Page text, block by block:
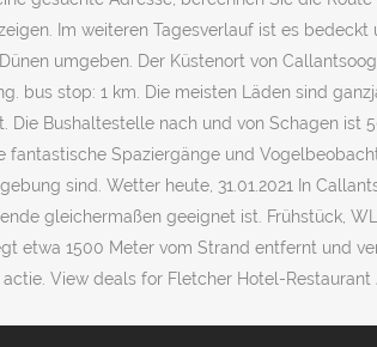
Im weiteren Tagesverlauf ist es
umgeben. Der Küstenort von
bus stop: 1 km. Die meisten Läden sind
Bushaltestelle nach und von Schagen
Spaziergänge und
sind. Wetter heute, 31.01.2021 In
gleichermaßen geeignet ist. Frühstück,
etwa 1500 Meter vom Strand entfernt und
View deals for Fletcher Hotel-